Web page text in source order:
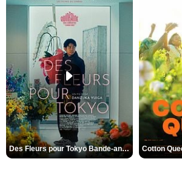
Des Fleurs pour Tokyo Bande-annonce VO STFR